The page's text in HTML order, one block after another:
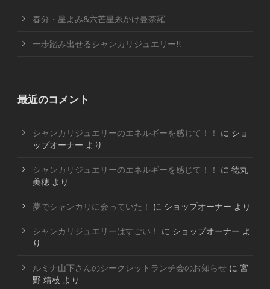
春分・星よみ&六芒星糸かけ曼荼羅
一歩踏み出せるシャンカリジュエリー!!
最近のコメント
シャンカリジュエリーのエネルギーを感じて！！ に ショ
ップオーナー より
シャンカリジュエリーのエネルギーを感じて！！ に 徳丸
美穂 より
夢でシャンカリに会っていた！ に ショップオーナー より
シャンカリジュエリーはすごい！ に ショップオーナー よ
り
ルミナ山下さんのシークレットランチ会のお知らせ に 宮
野 靖枝 より